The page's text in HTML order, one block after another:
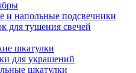
и напольные подсвечники
для тушения свечей
шкатулки
для украшений
шкатулки